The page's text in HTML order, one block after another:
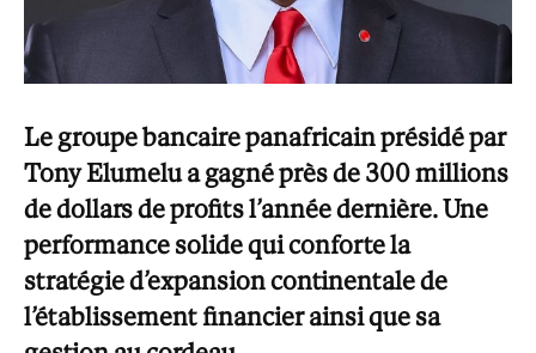
Le groupe bancaire panafricain présidé par
Tony Elumelu a gagné près de 300 millions
de dollars de profits l’année dernière. Une
performance solide qui conforte la
stratégie d’expansion continentale de
l’établissement financier ainsi que sa